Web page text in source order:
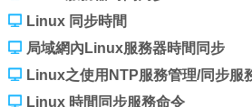
Linux 同步時間
局域網內Linux服務器時間同步
Linux之使用NTP服務管理/同步服
Linux 時間同步服務命令